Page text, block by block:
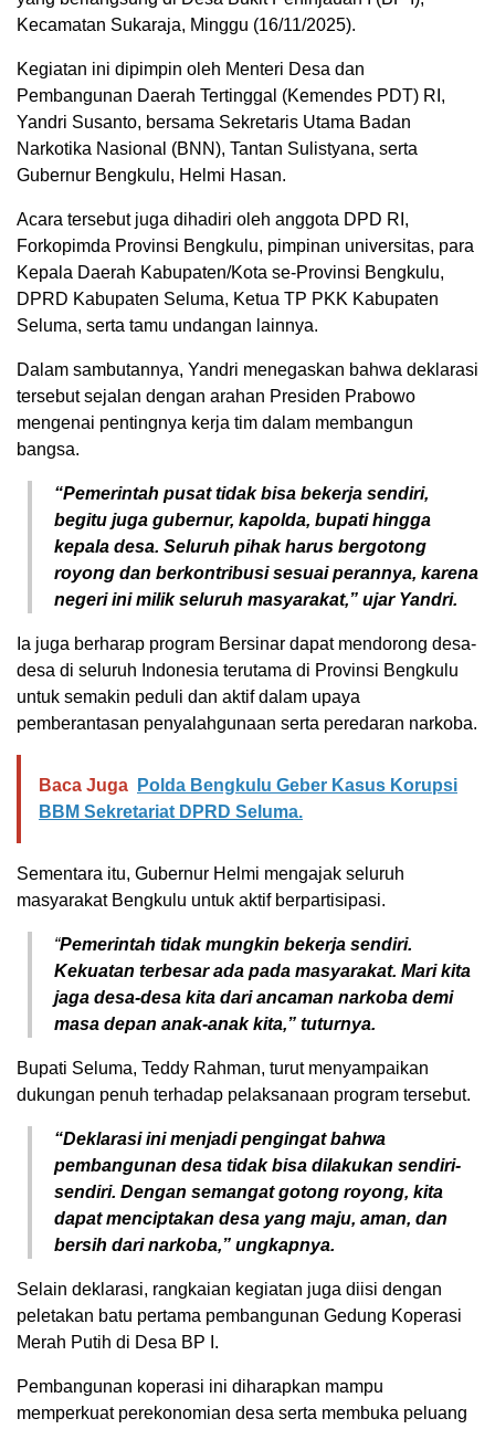
Kecamatan Sukaraja, Minggu (16/11/2025).
Kegiatan ini dipimpin oleh Menteri Desa dan
Pembangunan Daerah Tertinggal (Kemendes PDT) RI,
Yandri Susanto, bersama Sekretaris Utama Badan
Narkotika Nasional (BNN), Tantan Sulistyana, serta
Gubernur Bengkulu, Helmi Hasan.
Acara tersebut juga dihadiri oleh anggota DPD RI,
Forkopimda Provinsi Bengkulu, pimpinan universitas, para
Kepala Daerah Kabupaten/Kota se-Provinsi Bengkulu,
DPRD Kabupaten Seluma, Ketua TP PKK Kabupaten
Seluma, serta tamu undangan lainnya.
Dalam sambutannya, Yandri menegaskan bahwa deklarasi
tersebut sejalan dengan arahan Presiden Prabowo
mengenai pentingnya kerja tim dalam membangun
bangsa.
“Pemerintah pusat tidak bisa bekerja sendiri,
begitu juga gubernur, kapolda, bupati hingga
kepala desa. Seluruh pihak harus bergotong
royong dan berkontribusi sesuai perannya, karena
negeri ini milik seluruh masyarakat,” ujar Yandri.
Ia juga berharap program Bersinar dapat mendorong desa-
desa di seluruh Indonesia terutama di Provinsi Bengkulu
untuk semakin peduli dan aktif dalam upaya
pemberantasan penyalahgunaan serta peredaran narkoba.
Baca Juga
Polda Bengkulu Geber Kasus Korupsi
BBM Sekretariat DPRD Seluma.
Sementara itu, Gubernur Helmi mengajak seluruh
masyarakat Bengkulu untuk aktif berpartisipasi.
“Pemerintah tidak mungkin bekerja sendiri.
Kekuatan terbesar ada pada masyarakat. Mari kita
jaga desa-desa kita dari ancaman narkoba demi
masa depan anak-anak kita,” tuturnya.
Bupati Seluma, Teddy Rahman, turut menyampaikan
dukungan penuh terhadap pelaksanaan program tersebut.
“Deklarasi ini menjadi pengingat bahwa
pembangunan desa tidak bisa dilakukan sendiri-
sendiri. Dengan semangat gotong royong, kita
dapat menciptakan desa yang maju, aman, dan
bersih dari narkoba,” ungkapnya.
Selain deklarasi, rangkaian kegiatan juga diisi dengan
peletakan batu pertama pembangunan Gedung Koperasi
Merah Putih di Desa BP I.
Pembangunan koperasi ini diharapkan mampu
memperkuat perekonomian desa serta membuka peluang